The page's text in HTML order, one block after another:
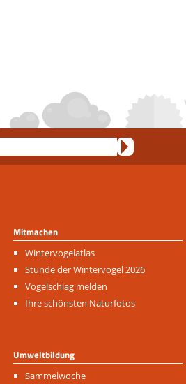
Mitmachen
Navigation
überspringen
Wintervogelatlas
Stunde der Wintervögel 2026
Vogelschlag melden
Ihre schönsten Naturfotos
Umweltbildung
Navigation
Sammelwoche